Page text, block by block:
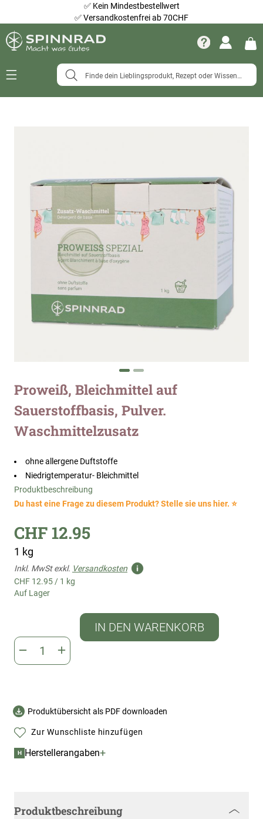
✅ Kein Mindestbestellwert
✅Versandkostenfrei ab 70CHF
Navigation
springen
Zum
Anfang
der
springen
Proweiß, Bleichmittel auf
Sauerstoffbasis, Pulver.
Waschmittelzusatz
ohne allergene Duftstoffe
Niedrigtemperatur- Bleichmittel
Produktbeschreibung
Du hast eine Frage zu diesem Produkt? Stelle sie uns hier. ⭐
CHF 12.95
1 kg
Inkl. MwSt exkl. Versandkosten
CHF 12.95 / 1 kg
Auf Lager
IN DEN WARENKORB
Produktübersicht als PDF downloaden
Zur Wunschliste hinzufügen
H Herstellerangaben+
Produktbeschreibung